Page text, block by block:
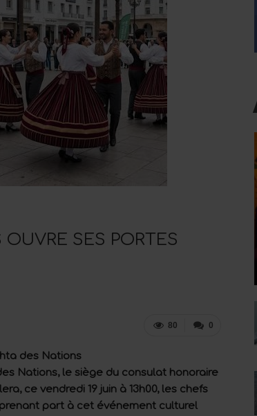
SES PORTES
0
80
des Nations
Nations, le siège du consulat honoraire
ce vendredi 19 juin à 13h00, les chefs
part à cet événement culturel